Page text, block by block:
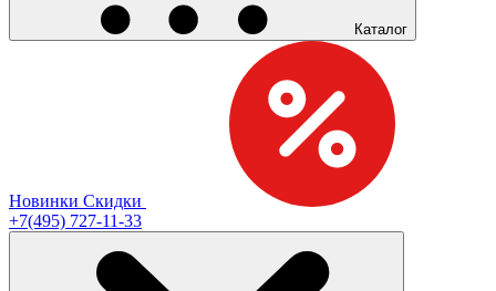
Каталог
Новинки Скидки
+7(495) 727-11-33